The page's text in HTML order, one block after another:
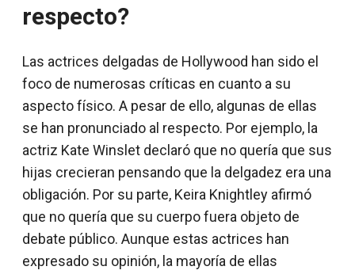
respecto?
Las actrices delgadas de Hollywood han sido el
foco de numerosas críticas en cuanto a su
aspecto físico. A pesar de ello, algunas de ellas
se han pronunciado al respecto. Por ejemplo, la
actriz Kate Winslet declaró que no quería que sus
hijas crecieran pensando que la delgadez era una
obligación. Por su parte, Keira Knightley afirmó
que no quería que su cuerpo fuera objeto de
debate público. Aunque estas actrices han
expresado su opinión, la mayoría de ellas